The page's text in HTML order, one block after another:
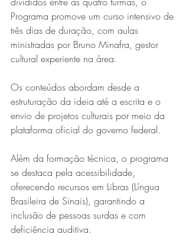
Programa promove um curso intensivo de
três dias de duração, com aulas
ministradas por Bruno Minafra, gestor
cultural experiente na área.
Os conteúdos abordam desde a
estruturação da ideia até a escrita e o
envio de projetos culturais por meio da
plataforma oficial do governo federal.
Além da formação técnica, o programa
se destaca pela acessibilidade,
oferecendo recursos em Libras (Língua
Brasileira de Sinais), garantindo a
inclusão de pessoas surdas e com
deficiência auditiva.